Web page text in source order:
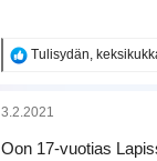
R
k
i
Tulisydän,
3.2.2021
Oon 17-vuotias